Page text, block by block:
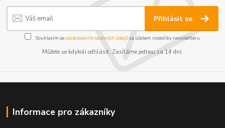
Přihlásit se
Souhlasím se zpracováním osobních údajůza účelem rozesílky newsletteru.
Můžete se kdykoli odhlásit. Zasíláme jednou za 14 dní.
Informace pro zákazníky